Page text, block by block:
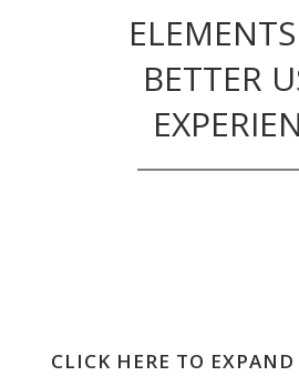
BETTER
CLICK HERE TO